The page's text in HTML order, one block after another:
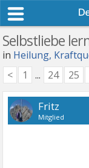
Selbstliebe
in Heilung,
< 1 ... 24 25
Fritz
Mitglied